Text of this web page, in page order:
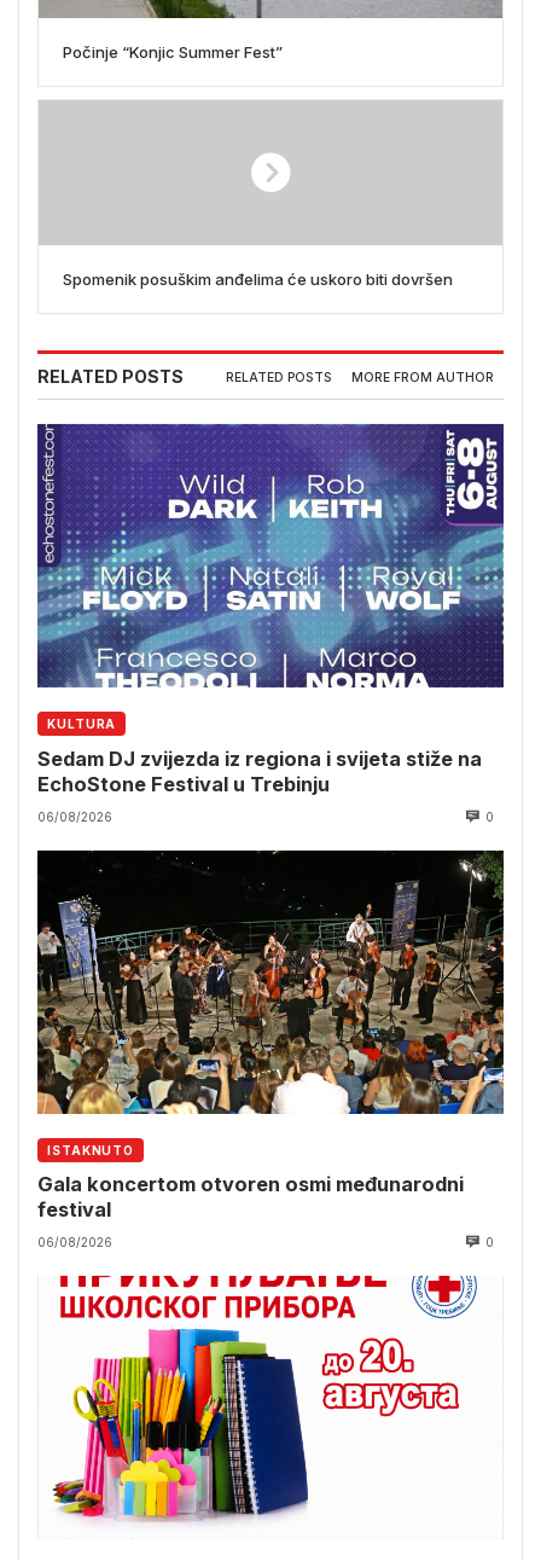
Počinje “Konjic Summer Fest”
Spomenik posuškim anđelima će uskoro biti dovršen
RELATED POSTS RELATED POSTS MORE FROM AUTHOR
KULTURA
Sedam DJ zvijezda iz regiona i svijeta stiže na
EchoStone Festival u Trebinju
06/08/2026 0
ISTAKNUTO
Gala koncertom otvoren osmi međunarodni
festival
06/08/2026 0